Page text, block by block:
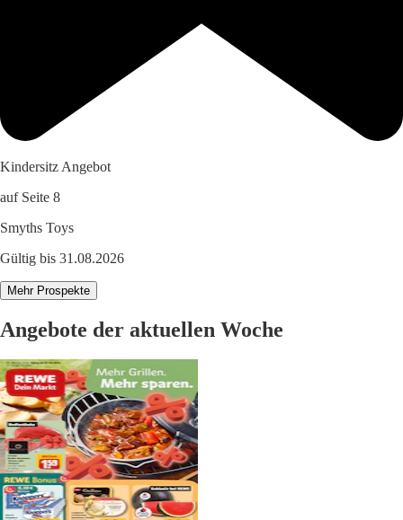
Kindersitz Angebot
auf Seite 8
Smyths Toys
Gültig bis 31.08.2026
Mehr Prospekte
Angebote der aktuellen Woche